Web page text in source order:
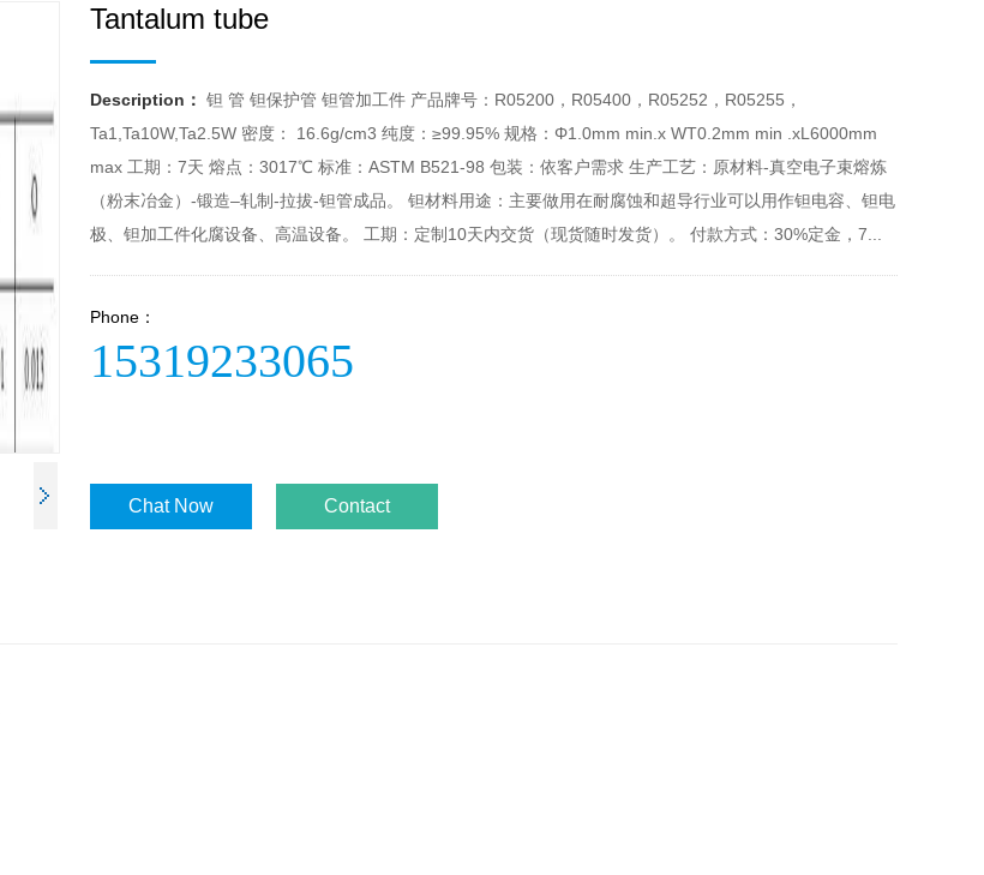
Tantalum tube
Description： 钽 管 钽保护管 钽管加工件 产品牌号：R05200，R05400，R05252，R05255，
Ta1,Ta10W,Ta2.5W 密度： 16.6g/cm3 纯度：≥99.95% 规格：Φ1.0mm min.x WT0.2mm min .xL6000mm
max 工期：7天 熔点：3017℃ 标准：ASTM B521-98 包装：依客户需求 生产工艺：原材料-真空电子束熔炼
（粉末冶金）-锻造–轧制-拉拔-钽管成品。 钽材料用途：主要做用在耐腐蚀和超导行业可以用作钽电容、钽电
极、钽加工件化腐设备、高温设备。 工期：定制10天内交货（现货随时发货）。 付款方式：30%定金，7...
Phone：
15319233065
Chat Now Contact